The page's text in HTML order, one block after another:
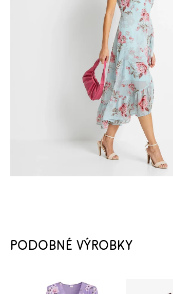
PODOBNÉ VÝROBKY